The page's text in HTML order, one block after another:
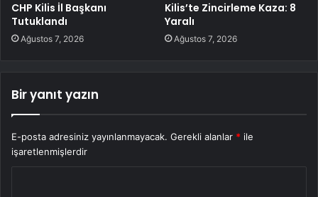
CHP Kilis İl Başkanı
Tutuklandı
Ağustos 7, 2026
Kilis’te Zincirleme Kaza: 8
Yaralı
Ağustos 7, 2026
Bir yanıt yazın
E-posta adresiniz yayınlanmayacak. Gerekli alanlar * ile
işaretlenmişlerdir